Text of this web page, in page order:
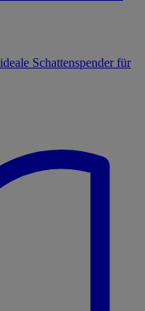
Schattenspender für